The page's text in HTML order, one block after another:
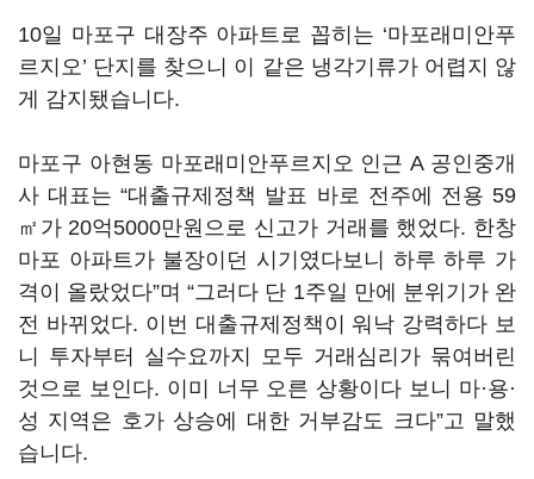
10일 마포구 대장주 아파트로 꼽히는 ‘마포래미안푸
르지오’ 단지를 찾으니 이 같은 냉각기류가 어렵지 않
게 감지됐습니다.
마포구 아현동 마포래미안푸르지오 인근 A 공인중개
사 대표는 “대출규제정책 발표 바로 전주에 전용 59
㎡가 20억5000만원으로 신고가 거래를 했었다. 한창
마포 아파트가 불장이던 시기였다보니 하루 하루 가
격이 올랐었다”며 “그러다 단 1주일 만에 분위기가 완
전 바뀌었다. 이번 대출규제정책이 워낙 강력하다 보
니 투자부터 실수요까지 모두 거래심리가 묶여버린
것으로 보인다. 이미 너무 오른 상황이다 보니 마·용·
성 지역은 호가 상승에 대한 거부감도 크다”고 말했
습니다.